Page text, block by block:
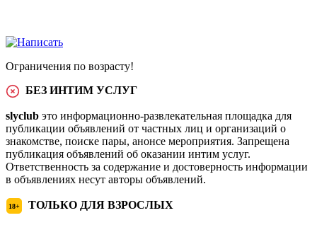
Ограничения по возрасту!
БЕЗ ИНТИМ УСЛУГ
slyclub это информационно-развлекательная площадка для
публикации объявлений от частных лиц и организаций о
знакомстве, поиске пары, анонсе мероприятия. Запрещена
публикация объявлений об оказании интим услуг.
Ответственность за содержание и достоверность информации
в объявлениях несут авторы объявлений.
18+ ТОЛЬКО ДЛЯ ВЗРОСЛЫХ